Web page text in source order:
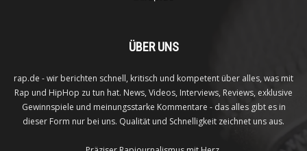
ÜBER UNS
rap.de - wir berichten schnell, kritisch und kompetent über alles, was mit
Rap und HipHop zu tun hat. News, Videos, Interviews, Reviews, exklusive
Gewinnspiele und meinungsstarke Kommentare - das alles gibt es in
dieser Form nur bei uns. Qualität und Schnelligkeit zeichnet uns aus.